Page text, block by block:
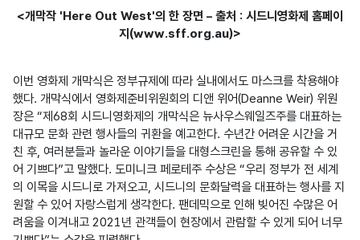
<개막작 'Here Out West'의 한 장면 – 출처 : 시드니영화제 홈페이
지(www.sff.org.au)>
이번 영화제 개막식은 정부규제에 따라 실내에서도 마스크를 착용해야
했다. 개막식에서 영화제준비위원회의 디앤 위어(Deanne Weir) 위원
장은 “제68회 시드니영화제의 개막식은 뉴사우스웨일즈주를 대표하는
대규모 문화 관련 행사들의 귀환을 예고한다. 수년간 어려운 시간을 거
친 후, 여러분들과 놀라운 이야기들을 대형스크린을 통해 공유할 수 있
어 기쁘다”고 말했다. 도미니크 페로테주 수상은 “우리 정부가 전 세계
의 이목을 시드니로 가져오고, 시드니의 문화달력을 대표하는 행사를 지
원할 수 있어 자랑스럽게 생각한다. 팬데믹으로 인해 빚어진 수많은 어
려움을 이겨내고 2021년 관객들이 현장에서 관람할 수 있게 되어 너무